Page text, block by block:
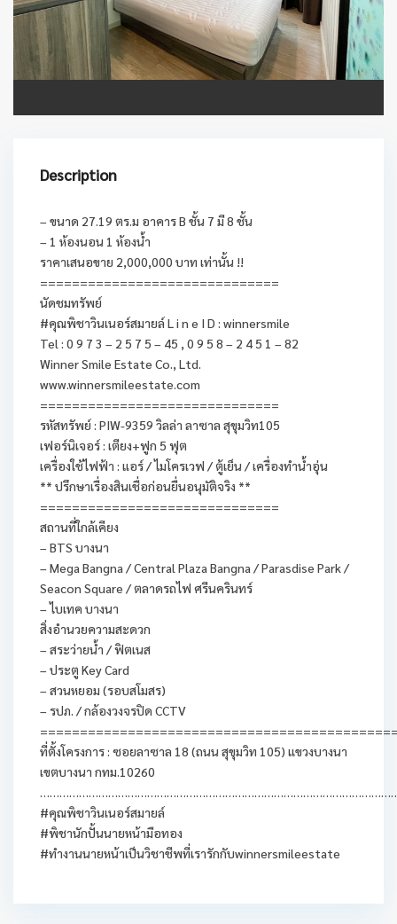
Description
– ขนาด 27.19 ตร.ม อาคาร B ชั้น 7 มี 8 ชั้น
– 1 ห้องนอน 1 ห้องน้ำ
ราคาเสนอขาย 2,000,000 บาท เท่านั้น !!
==============================
นัดชมทรัพย์
#คุณพิชาวินเนอร์สมายล์ L i n e I D : winnersmile
Tel : 0 9 7 3 – 2 5 7 5 – 45 , 0 9 5 8 – 2 4 5 1 – 82
Winner Smile Estate Co., Ltd.
www.winnersmileestate.com
==============================
รหัสทรัพย์ : PIW-9359 วิลล่า ลาซาล สุขุมวิท105
เฟอร์นิเจอร์ : เตียง+ฟูก 5 ฟุต
เครื่องใช้ไฟฟ้า : แอร์ / ไมโครเวฟ / ตู้เย็น / เครื่องทำน้ำอุ่น
** ปรึกษาเรื่องสินเชื่อก่อนยื่นอนุมัติจริง **
==============================
สถานที่ใกล้เคียง
– BTS บางนา
– Mega Bangna / Central Plaza Bangna / Parasdise Park /
Seacon Square / ตลาดรถไฟ ศรีนครินทร์
– ไบเทค บางนา
สิ่งอำนวยความสะดวก
– สระว่ายน้ำ / ฟิตเนส
– ประตู Key Card
– สวนหยอม (รอบสโมสร)
– รปภ. / กล้องวงจรปิด CCTV
ที่ตั้งโครงการ : ซอยลาซาล 18 (ถนน สุขุมวิท 105) แขวงบางนา
เขตบางนา กทม.10260
#คุณพิชาวินเนอร์สมายล์
#พิชานักปั้นนายหน้ามือทอง
#ทำงานนายหน้าเป็นวิชาชีพที่เรารักกับwinnersmileestate